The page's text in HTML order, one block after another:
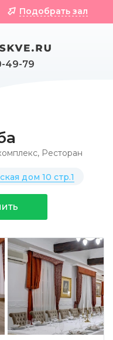
49-79
Подобрать зал
, Ресторан
дом 10 стр.1